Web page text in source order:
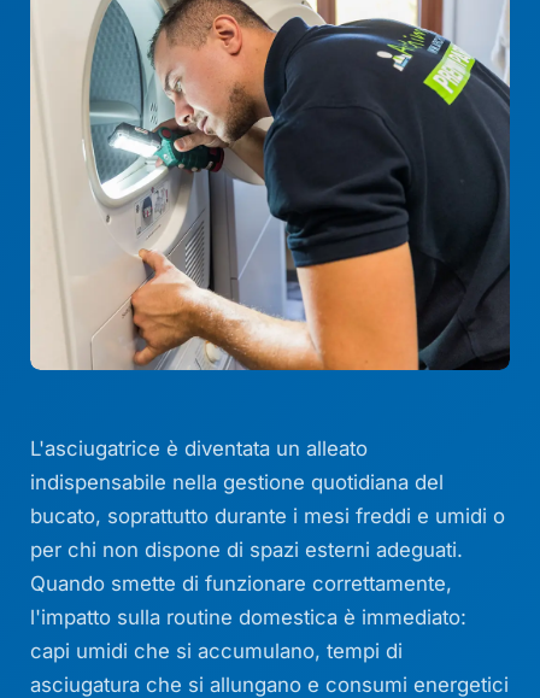
L'asciugatrice è diventata un alleato
indispensabile nella gestione quotidiana del
bucato, soprattutto durante i mesi freddi e umidi o
per chi non dispone di spazi esterni adeguati.
Quando smette di funzionare correttamente,
l'impatto sulla routine domestica è immediato:
capi umidi che si accumulano, tempi di
asciugatura che si allungano e consumi energetici